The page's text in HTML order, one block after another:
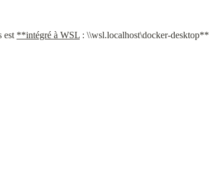
est **intégré à WSL : \\wsl.localhost\docker-desktop**